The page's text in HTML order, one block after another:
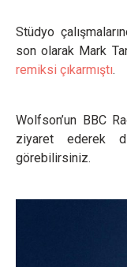
Stüdyo
son olarak Mark
remiksi çıkarmıştı.
Wolfson’un BBC
ziyaret ederek
görebilirsiniz.